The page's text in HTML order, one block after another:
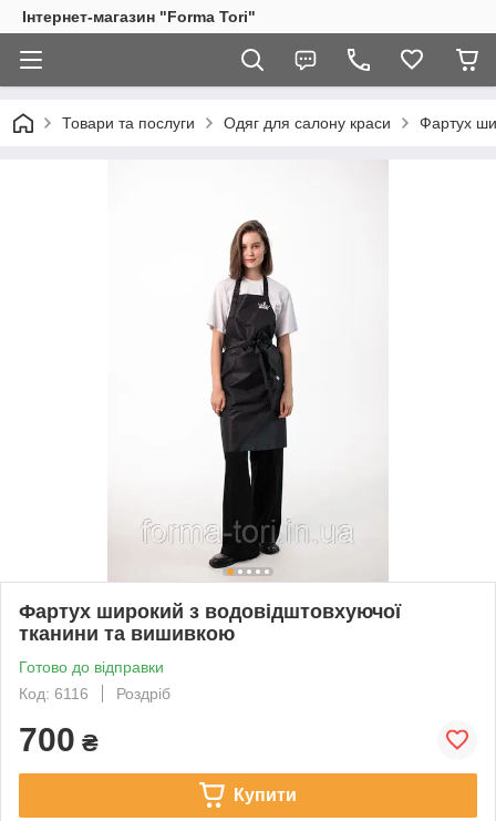
Інтернет-магазин "Forma Tori"
Товари та послуги Одяг для салону краси Фартух
Фартух широкий з водовідштовхуючої
тканини та вишивкою
Готово до відправки
Код: 6116
Роздріб
700 ₴
Купити